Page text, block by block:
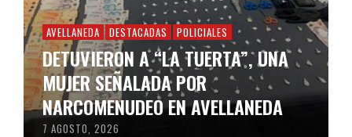
AVELLANEDA DESTACADAS POLICIALES
DETUVIERON A “LA TUERTA”, UNA
MUJER SEÑALADA POR
NARCOMENUDEO EN AVELLANEDA
7 AGOSTO, 2026